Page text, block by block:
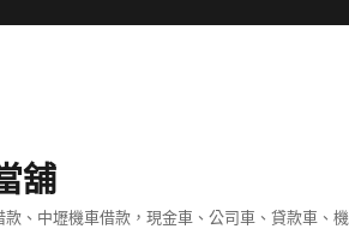
舖
、中壢機車借款，現金車、公司車、貸款車